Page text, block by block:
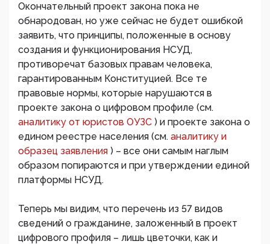
Окончательный проект закона пока не
обнародован, но уже сейчас не будет ошибкой
заявить, что принципы, положенные в основу
создания и функционирования НСУД,
противоречат базовых правам человека,
гарантированным Конституцией. Все те
правовые нормы, которые нарушаются в
проекте закона о цифровом профиле (см.
аналитику от юристов ОУЗС ) и проекте закона о
едином реестре населения (см. аналитику и
образец заявления ) – все они самым наглым
образом попираются и при утверждении единой
платформы НСУД.
Теперь мы видим, что перечень из 57 видов
сведений о гражданине, заложенный в проект
цифрового профиля – лишь цветочки, как и